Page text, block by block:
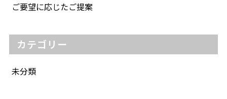
ご要望に応じたご提案
カテゴリー
未分類